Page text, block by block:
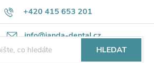
+420 415 653 201
info@janda-dental.cz
Ochrana osobních údajů
HLEDAT